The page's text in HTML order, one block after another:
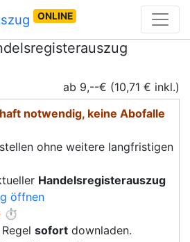
ONLINE
ab 9,--€ (10,71 € inkl.)
notwendig, keine Abofalle
ohne weitere langfristigen
Handelsregisterauszug
öffnen
⏱️
sofort downladen.